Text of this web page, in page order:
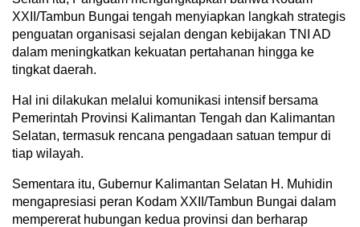
XXII/Tambun Bungai tengah menyiapkan langkah strategis
penguatan organisasi sejalan dengan kebijakan TNI AD
dalam meningkatkan kekuatan pertahanan hingga ke
tingkat daerah.
Hal ini dilakukan melalui komunikasi intensif bersama
Pemerintah Provinsi Kalimantan Tengah dan Kalimantan
Selatan, termasuk rencana pengadaan satuan tempur di
tiap wilayah.
Sementara itu, Gubernur Kalimantan Selatan H. Muhidin
mengapresiasi peran Kodam XXII/Tambun Bungai dalam
mempererat hubungan kedua provinsi dan berharap